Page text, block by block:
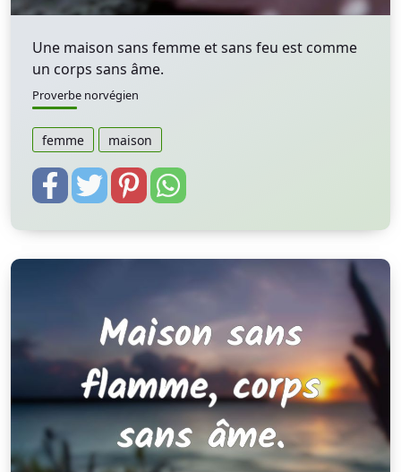
Une maison sans femme et sans feu est comme
un corps sans âme.
Proverbe norvégien
femme maison